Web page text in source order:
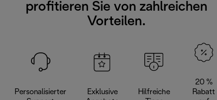
profitieren Sie von zahlreichen
Vorteilen.
Personalisierter
Exklusive
Hilfreiche
20 %
Rabatt